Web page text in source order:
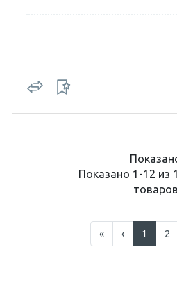
Показано 1-12 из
товаров
« ‹ 1 2